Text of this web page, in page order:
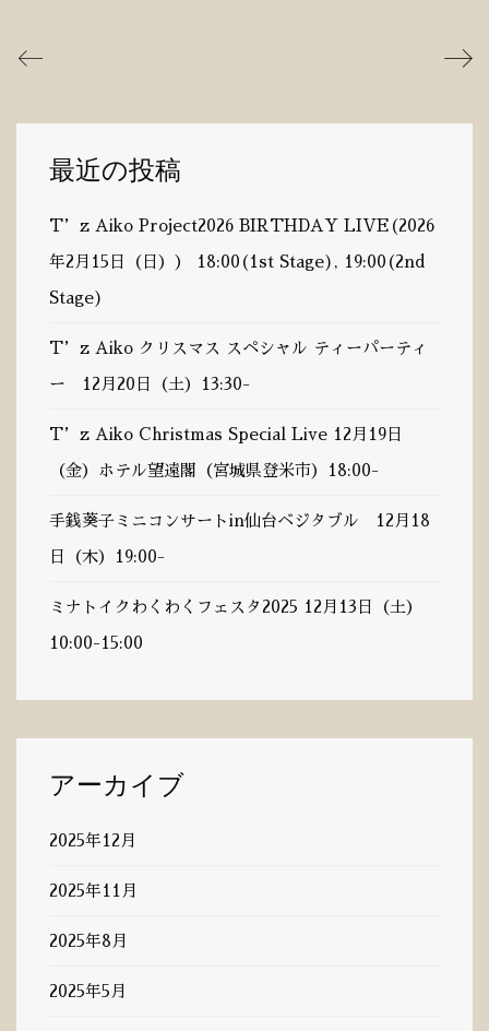
最近の投稿
T’z Aiko Project2026 BIRTHDAY LIVE(2026
年2月15日（日）） 18:00(1st Stage), 19:00(2nd
Stage)
T’z Aiko クリスマス スペシャル ティーパーティ
ー 12月20日（土）13:30-
T’z Aiko Christmas Special Live 12月19日
（金）ホテル望遠閣（宮城県登米市）18:00-
手銭葵子ミニコンサートin仙台ベジタブル 12月18
日（木）19:00-
ミナトイクわくわくフェスタ2025 12月13日（土）
10:00-15:00
アーカイブ
2025年12月
2025年11月
2025年8月
2025年5月